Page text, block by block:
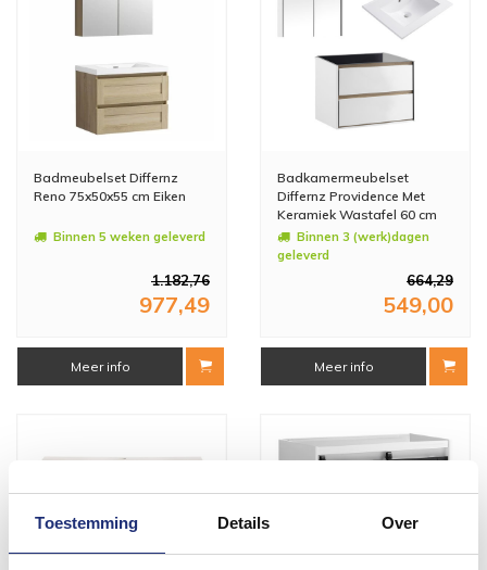
Toestemming Details Over
Badmeubelset Differnz
Reno 75x50x55 cm Eiken
Binnen 5 weken geleverd
1.182,76
977,49
Meer info
Badkamermeubelset
Differnz Providence Met
Keramiek Wastafel 60 cm
Wit (Inc. Spiegelkast)
Binnen 3 (werk)dagen
geleverd
664,29
549,00
Meer info